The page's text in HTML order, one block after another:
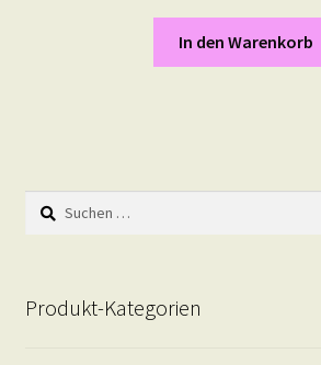
In den Warenkorb
Suchen
nach:
Produkt-Kategorien